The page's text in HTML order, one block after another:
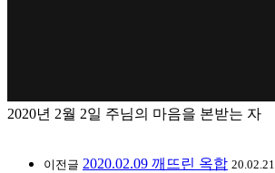
2020년 2월 2일 주님의 마음을 본받는 자
이전글 2020.02.09 깨뜨린 옥합 20.02.21